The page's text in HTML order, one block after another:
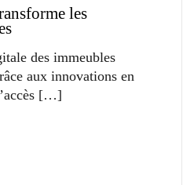
les
des immeubles
aux innovations en